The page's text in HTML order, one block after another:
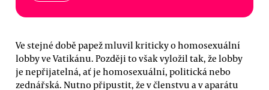
Ve stejné době papež mluvil kriticky o homosexuální
lobby ve Vatikánu. Později to však vyložil tak, že lobby
je nepřijatelná, ať je homosexuální, politická nebo
zednářská. Nutno připustit, že v členstvu a v aparátu